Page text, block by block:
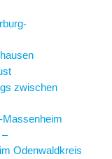
zwischen
Massenheim
–
Odenwaldkreis